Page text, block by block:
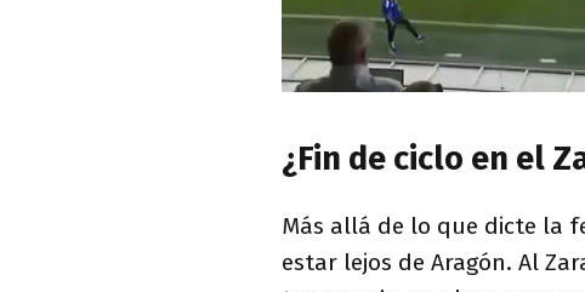
¿Fin de ciclo en el
Más allá de lo que dicte la
estar lejos de Aragón. Al